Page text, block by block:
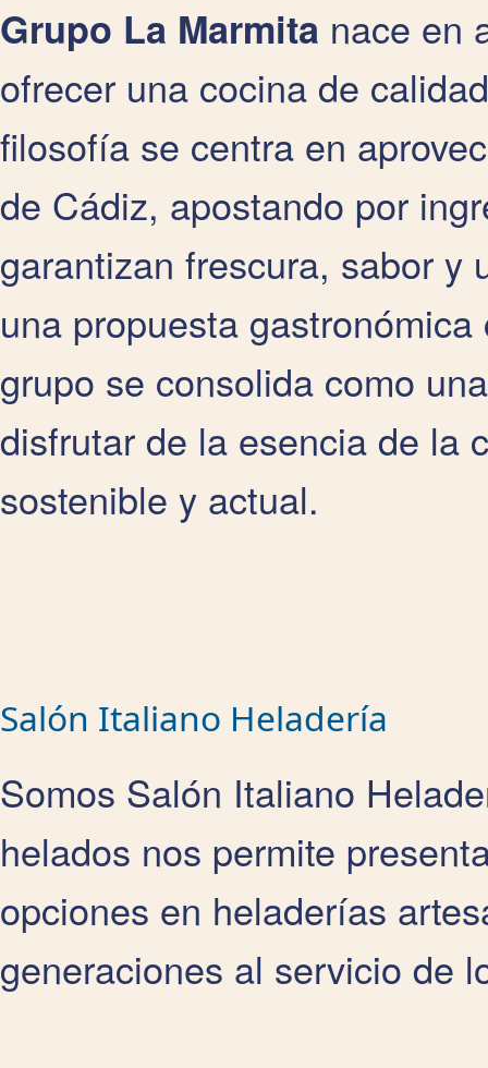
Grupo La Marmita nace en
ofrecer una cocina de
filosofía se centra en
de Cádiz, apostando por
garantizan frescura, sabor y
una propuesta
grupo se consolida como
disfrutar de la esencia de la
sostenible y actual.
Salón Italiano Heladería
Somos Salón Italiano
helados nos permite
opciones en heladerías
generaciones al servicio de